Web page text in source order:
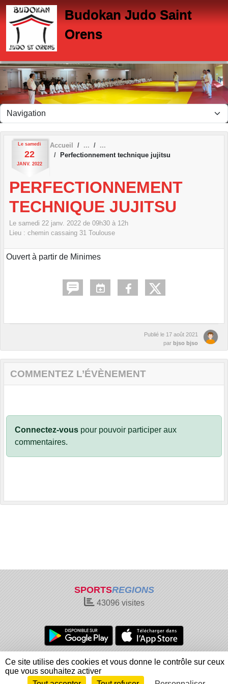
Budokan Judo Saint
Orens
Le samedi
22
JANV. 2022
Accueil
Perfectionnement technique jujitsu
PERFECTIONNEMENT
TECHNIQUE JUJITSU
Le samedi 22 janv. 2022 de 09h30 à 12h
Lieu : chemin cassaing 31 Toulouse
Ouvert à partir de Minimes
Publié le 17 août 2021
par bjso bjso
COMMENTEZ L’ÉVÈNEMENT
Connectez-vous pour pouvoir participer aux
commentaires.
SPORTSREGIONS
43096visites
Charte cookies
Gestion des cookies
Informations légales
Signaler un contenu inapproprié
Panneau de gestion des cookies
Ce site utilise des cookies et vous donne le contrôle sur ceux
que vous souhaitez activer